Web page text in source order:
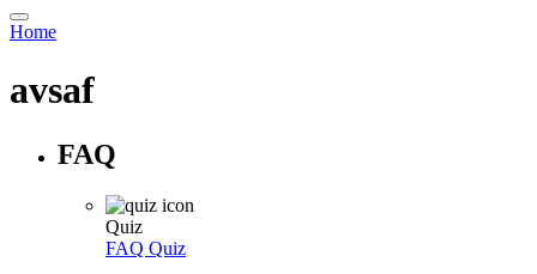
Home
avsaf
FAQ
Quiz
FAQ Quiz